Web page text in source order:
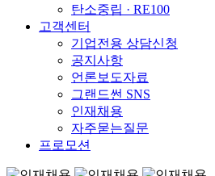
탄소중립 · RE100
고객센터
기업전용 상담신청
공지사항
언론보도자료
그랜드썬 SNS
인재채용
자주묻는질문
프로모션